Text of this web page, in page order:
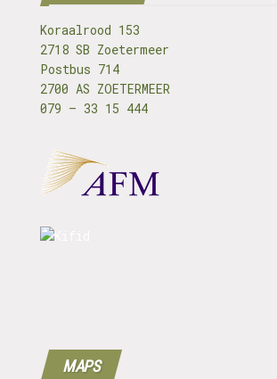
Koraalrood 153
2718 SB Zoetermeer
Postbus 714
2700 AS ZOETERMEER
079 – 33 15 444
MAPS